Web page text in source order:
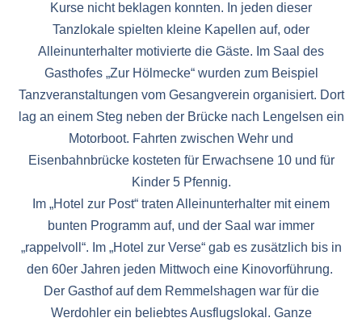
Kurse nicht beklagen konnten. In jeden dieser
Tanzlokale spielten kleine Kapellen auf, oder
Alleinunterhalter motivierte die Gäste. Im Saal des
Gasthofes „Zur Hölmecke“ wurden zum Beispiel
Tanzveranstaltungen vom Gesangverein organisiert. Dort
lag an einem Steg neben der Brücke nach Lengelsen ein
Motorboot. Fahrten zwischen Wehr und
Eisenbahnbrücke kosteten für Erwachsene 10 und für
Kinder 5 Pfennig.
Im „Hotel zur Post“ traten Alleinunterhalter mit einem
bunten Programm auf, und der Saal war immer
„rappelvoll“. Im „Hotel zur Verse“ gab es zusätzlich bis in
den 60er Jahren jeden Mittwoch eine Kinovorführung.
Der Gasthof auf dem Remmelshagen war für die
Werdohler ein beliebtes Ausflugslokal. Ganze